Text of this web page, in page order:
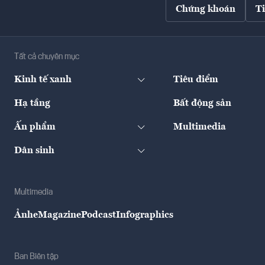
Chứng khoán
Tất cả chuyên mục
Kinh tế xanh Tiêu điểm
Hạ tầng Bất động sản
Ấn phẩm Multimedia
Dân sinh
Multimedia
ẢnheMagazinePodcastInfographics
Ban Biên tập